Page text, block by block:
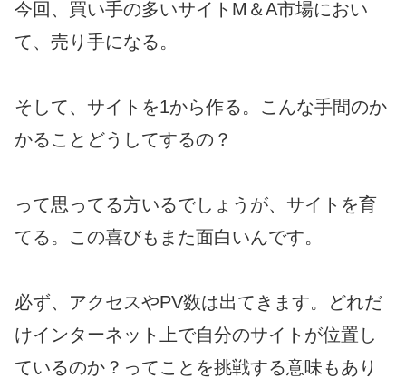
今回、買い手の多いサイトM＆A市場におい
て、売り手になる。
そして、サイトを1から作る。こんな手間のか
かることどうしてするの？
って思ってる方いるでしょうが、サイトを育
てる。この喜びもまた面白いんです。
必ず、アクセスやPV数は出てきます。どれだ
けインターネット上で自分のサイトが位置し
ているのか？ってことを挑戦する意味もあり